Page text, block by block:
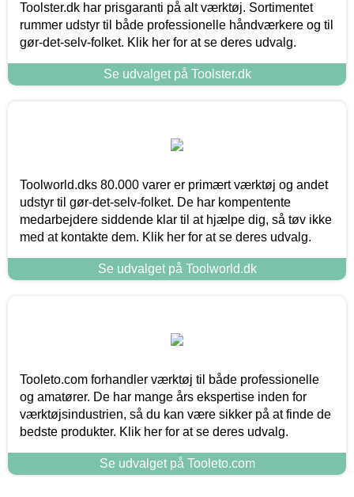
Toolster.dk har prisgaranti på alt værktøj. Sortimentet
rummer udstyr til både professionelle håndværkere og til
gør-det-selv-folket. Klik her for at se deres udvalg.
Se udvalget på Toolster.dk
Toolworld.dks 80.000 varer er primært værktøj og andet
udstyr til gør-det-selv-folket. De har kompentente
medarbejdere siddende klar til at hjælpe dig, så tøv ikke
med at kontakte dem. Klik her for at se deres udvalg.
Se udvalget på Toolworld.dk
Tooleto.com forhandler værktøj til både professionelle
og amatører. De har mange års ekspertise inden for
værktøjsindustrien, så du kan være sikker på at finde de
bedste produkter. Klik her for at se deres udvalg.
Se udvalget på Tooleto.com